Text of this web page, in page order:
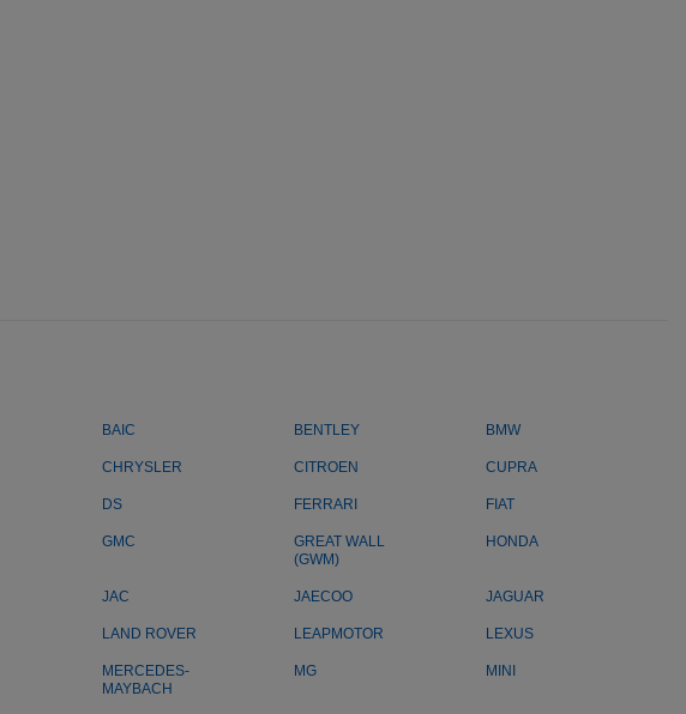
BAIC BENTLEY BMW
CHRYSLER CITROEN CUPRA
DS FERRARI FIAT
GMC
GREAT WALL
(GWM)
HONDA
JAC JAECOO JAGUAR
LAND ROVER LEAPMOTOR LEXUS
MERCEDES-
MAYBACH
MG MINI